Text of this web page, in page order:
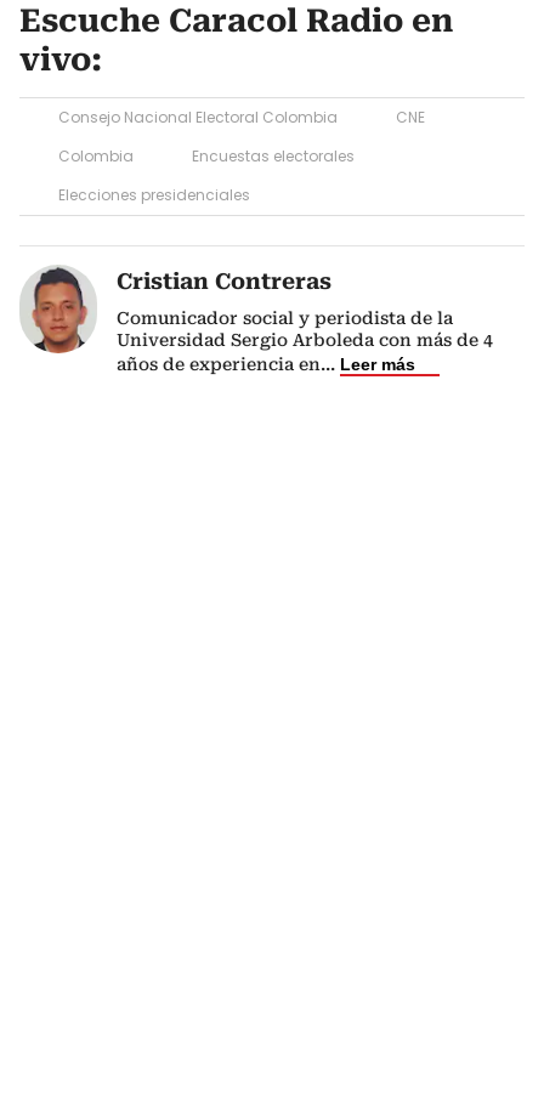
Escuche Caracol Radio en
vivo:
Consejo Nacional Electoral Colombia
CNE
Colombia
Encuestas electorales
Elecciones presidenciales
Cristian Contreras
Comunicador social y periodista de la
Universidad Sergio Arboleda con más de 4
años de experiencia en... Leer más